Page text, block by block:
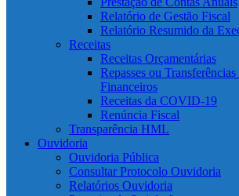
Relatório de Gestão Fiscal
Relatório Resumido da
Receitas
Receitas Orçamentárias
Repasses ou
Financeiros
Receitas da COVID-19
Renúncia Fiscal
Transparência HML
Ouvidoria
Ouvidoria Pública
Consultar Protocolo Ouvidoria
Relatórios Ouvidoria